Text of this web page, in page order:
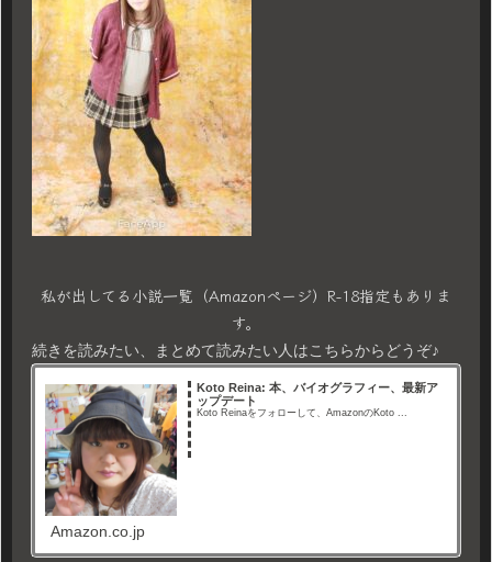
私が出してる小説一覧（Amazonページ）R-18指定もありま
す。
続きを読みたい、まとめて読みたい人はこちらからどうぞ♪
Koto Reina: 本、バイオグラフィー、最新ア
ップデート
Koto Reinaをフォローして、AmazonのKoto ...
Amazon.co.jp